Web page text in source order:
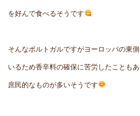
を好んで食べるそうです
そんなポルトガルですがヨーロッパの東
いるため香辛料の確保に苦労したことも
庶民的なものが多いそうです